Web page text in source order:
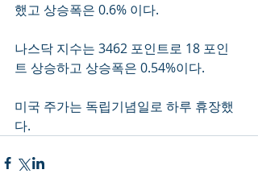
했고 상승폭은 0.6% 이다.
나스닥 지수는 3462 포인트로 18 포인
트 상승하고 상승폭은 0.54%이다.
미국 주가는 독립기념일로 하루 휴장했
다.